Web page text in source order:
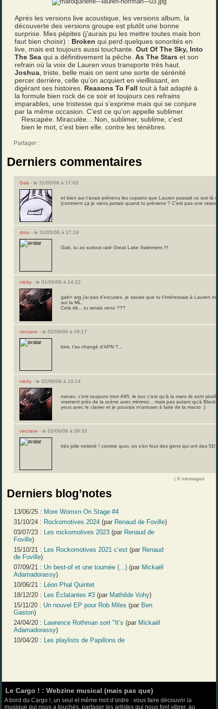
Après les versions live acoustique, les versions album, la
découverte des versions groupe est plutôt une bonne
surprise. Mes pépites (j’aurais pu les mettre toutes mais bon
faut bien choisir) : Brokenqui perd quelques sonorités en
live, mais est toujours aussi touchante.Out Of The Sky, Into
The Seaqui a définitivement la pêche.As The Stars et son
refrain où la voix de Lauren vous transporte très haut.
Joshua , triste, belle mais on sent une sorte de sérénité
percer derrière, celle qu’on acquiert en vieillissant, en
digérant ses histoires. Reasons To Fall tout à fait adapté à
la formule bien rock de ce soir et toujours ces refrains
imparables, une tristesse qui s’exprime mais qui se conjure
par la même occasion. C’est ce qu’on appelle sublimer.
Rescapée. Miraculée... Non, sublimer, sublime, c’est
bien le mot, c’est bien elle. contre les ténèbres.
Partager :
Derniers commentaires
Gab - le 31/05/06 à 17:03
et bien sur t’avais prévenu les copains que Lauren passait ce soir là
(comment ça je viens jamais quand tu préviens ? C’est pas une
drou - le 31/05/06 à 17:19
Gab, tu as surtout raté Great Lake Swimmers !!!
micky - le 01/06/06 à 14:22
gab> arg j’ai pas d’excuses, je savais que tu t’intéressais à Lauren
sur la ML.
Cela dit... tu serais venu ???
vinciane - le 02/06/06 à 09:17
kimi, t’as changé d’APN ?...
micky - le 02/06/06 à 10:14
nanan, c’est toujours mon A95, le truc c’est qu’à la maro ils sont
vraiment près de la scène avec minimoi... mais pas autant qu’à Black
yeux avec le clavier et je pouvais m’amuser à faire de la macro :)
vinciane - le 03/06/06 à 09:33
très jolie netteté ! comme quoi, on s’en fout des gens qui ont des 5D
| 6 messages
Derniers blog’notes
13/06/25 : More Womxn On Stage #4
31/10/24 : Rockomotives 2024 (par Renaud de Foville)
03/07/23 : Les rockomotives 2023 (par Renaud de
Foville)
15/10/21 : Les Rockomotives 2021 c’est (par Renaud
de Foville)
07/09/21 : Un best-of et une tournée (...) (par Mickaël
Adamadorassy)
10/06/21 : Léon Phal Quintet
18/12/20 : Les Éclatantes #3 (par Mathilde Vohy)
15/11/20 : Un nouvel EP pour Rob Miles (par Ben
Gaston)
24/04/20 : Lawrence Rothman sort "It’s (par Mickaël
Adamadorassy)
10/04/20 : Les playlists de Papillons de
Le Cargo ! : Webzine musical (mais pas que)
A bord du Cargo !, un seul et même mot d’ordre : vous faire découvrir la
musique qui nous a touchés, partager les artistes qui nous font vibrer, au